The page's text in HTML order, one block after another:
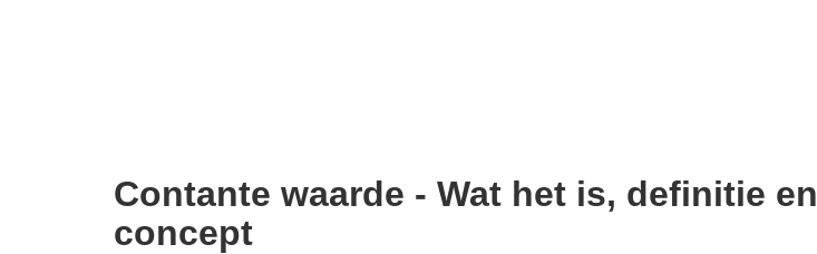
Contante waarde - Wat het is, definitie en
concept